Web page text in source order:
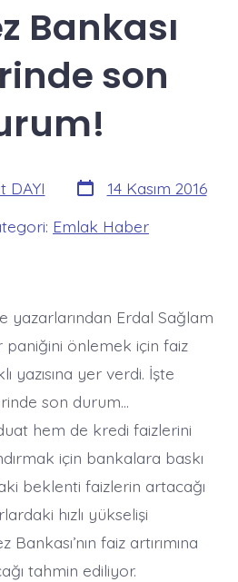
Bankası
son
DAYI Yazı
tarihi
14 Kasım 2016
Emlak Haber
yazarlarından Erdal Sağlam
paniğini önlemek için faiz
yazısına yer verdi. İşte
son durum…
hem de kredi faizlerini
için bankalara baskı
beklenti faizlerin artacağı
hızlı yükselişi
faiz artırımına
tahmin ediliyor.